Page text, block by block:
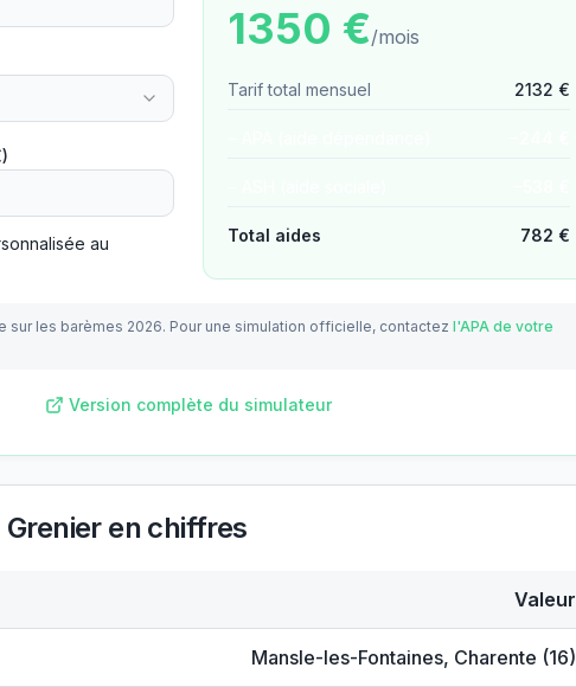
au
1350 €/mois
Tarif total mensuel 2132 €
Total aides 782 €
sur les barèmes 2026. Pour une simulation officielle, contactez l'APA de votre
Version complète du simulateur
Grenieren chiffres
Valeur
Mansle-les-Fontaines, Charente (16)